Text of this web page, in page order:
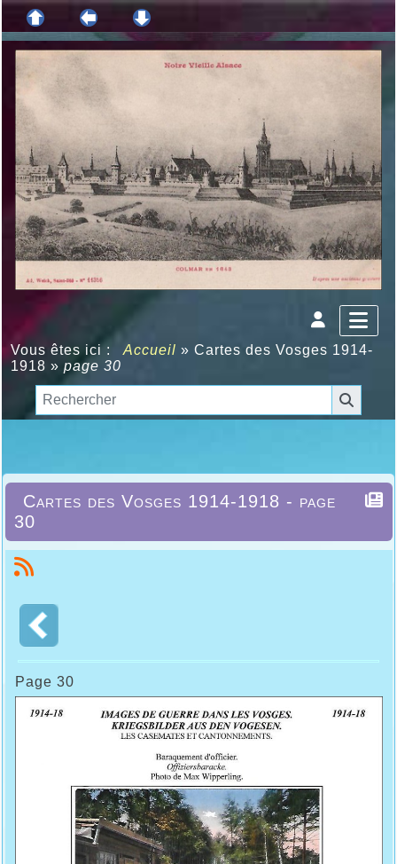
Vous êtes ici : Accueil » Cartes des Vosges 1914-
1918 » page 30
Cartes des Vosges 1914-1918 - page
30
Page 30